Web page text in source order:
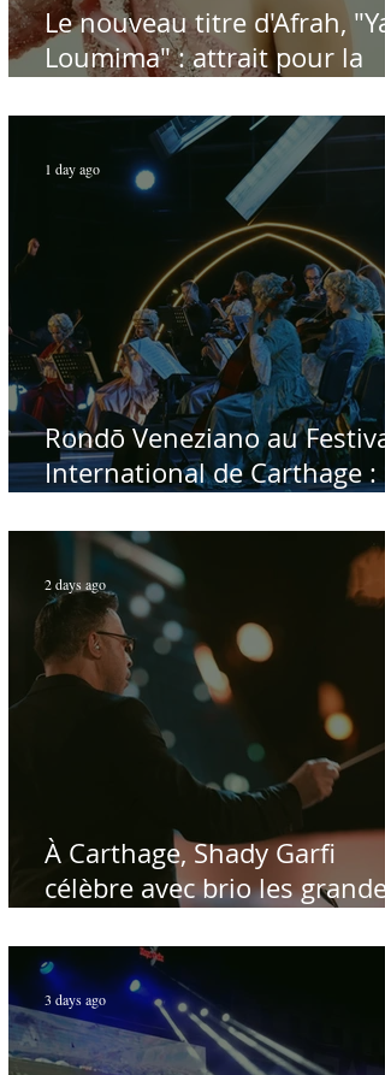
Le nouveau titre d'Afrah, "Ya
Loumima" : attrait pour la
Rabah Driassa
Rondō Veneziano au Festival
International de Carthage :
public tunisien
1 day ago
À Carthage, Shady Garfi
célèbre avec brio les grandes
Par Sofien Manaï
2 days ago
3 days ago